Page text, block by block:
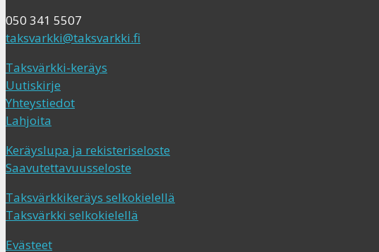
050 341 5507
taksvarkki@taksvarkki.fi
Taksvärkki-keräys
Uutiskirje
Yhteystiedot
Lahjoita
Keräyslupa ja rekisteriseloste
Saavutettavuusseloste
Taksvärkkikeräys selkokielellä
Taksvärkki selkokielellä
Evästeet